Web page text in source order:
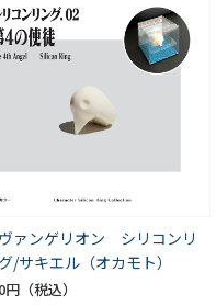
ァンゲリオン シリコンリ
/サキエル（オカモト）
円